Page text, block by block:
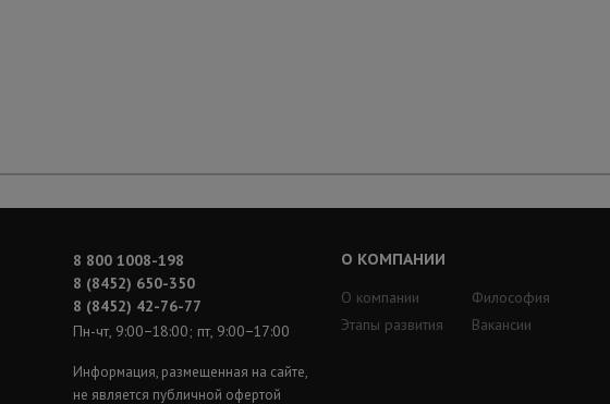
8 800 1008-198
8 (8452) 650-350
8 (8452) 42-76-77
Пн-чт, 9:00−18:00; пт, 9:00−17:00
Информация, размещенная на сайте,
не является публичной офертой
О КОМПАНИИ
О компании
Этапы развития
Философия
Вакансии